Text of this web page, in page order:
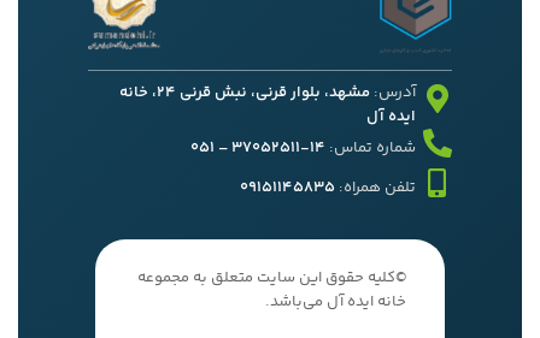
آدرس:
مشهد، بلوار قرنی، نبش قرنی 24، خانه
ایده آل
شماره تماس: 14-37052511 – 051
تلفن همراه: 09151145835
©کلیه حقوق این سایت متعلق به مجموعه
خانه ایده آل می‌باشد.